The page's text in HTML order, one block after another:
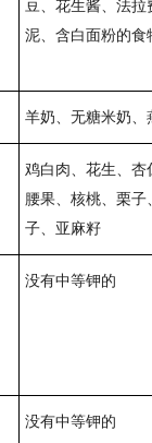
豆、花生酱、法
泥、含白面粉的食
羊奶、无糖米奶、
鸡白肉、花生、杏
腰果、核桃、栗子
子、亚麻籽
没有中等钾的
没有中等钾的